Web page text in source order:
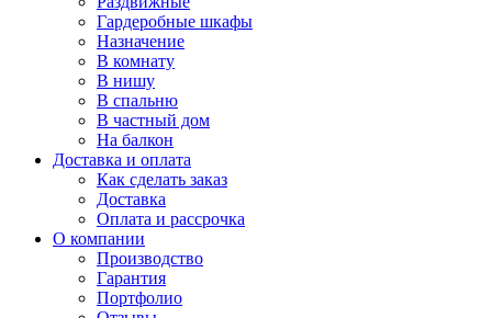
Гардеробные шкафы
Назначение
В комнату
В нишу
В спальню
В частный дом
На балкон
Доставка и оплата
Как сделать заказ
Доставка
Оплата и рассрочка
О компании
Производство
Гарантия
Портфолио